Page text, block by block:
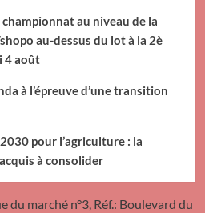
au niveau de la
au-dessus du lot à la 2è
4 août
à l’épreuve d’une transition
pour l’agriculture : la
à consolider
du marché n°3, Réf.: Boulevard du